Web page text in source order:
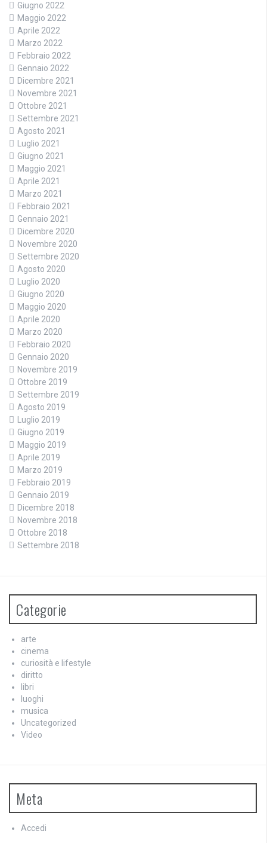
Giugno 2022
Maggio 2022
Aprile 2022
Marzo 2022
Febbraio 2022
Gennaio 2022
Dicembre 2021
Novembre 2021
Ottobre 2021
Settembre 2021
Agosto 2021
Luglio 2021
Giugno 2021
Maggio 2021
Aprile 2021
Marzo 2021
Febbraio 2021
Gennaio 2021
Dicembre 2020
Novembre 2020
Settembre 2020
Agosto 2020
Luglio 2020
Giugno 2020
Maggio 2020
Aprile 2020
Marzo 2020
Febbraio 2020
Gennaio 2020
Novembre 2019
Ottobre 2019
Settembre 2019
Agosto 2019
Luglio 2019
Giugno 2019
Maggio 2019
Aprile 2019
Marzo 2019
Febbraio 2019
Gennaio 2019
Dicembre 2018
Novembre 2018
Ottobre 2018
Settembre 2018
Categorie
arte
cinema
curiosità e lifestyle
diritto
libri
luoghi
musica
Uncategorized
Video
Meta
Accedi